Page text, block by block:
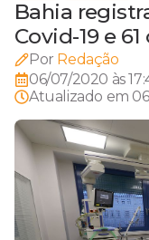
Bahia
Covid-19 e
Por Redação
06/07/2020 às
Atualizado em